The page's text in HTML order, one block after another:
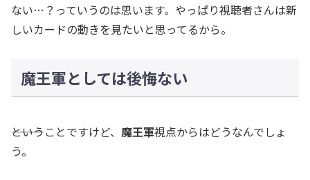
ない…？っていうのは思います。やっぱり視聴者さんは新
しいカードの動きを見たいと思ってるから。
魔王軍としては後悔ない
―――ということですけど、 魔王軍視点からはどうなんでしょ
う。